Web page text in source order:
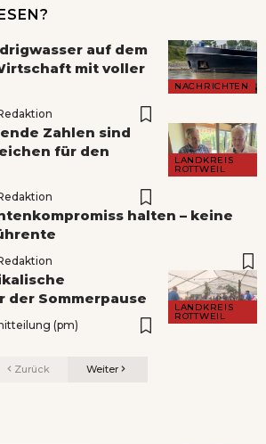
NACHRICHTEN
auf dem
mit voller
LANDKREIS
ROTTWEIL
Zahlen sind
für den
halten – keine
LANDKREIS
ROTTWEIL
der Sommerpause
(pm)
Zurück Weiter